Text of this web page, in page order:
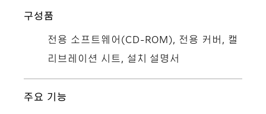
구성품
전용 소프트웨어(CD-ROM), 전용 커버, 캘
리브레이션 시트, 설치 설명서
주요 기능